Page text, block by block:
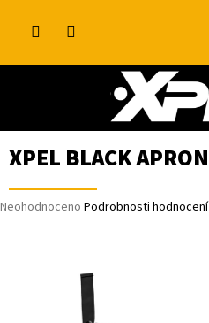
XPEL BLACK APRON
Průměrné
Neohodnoceno Podrobnosti hodnocení